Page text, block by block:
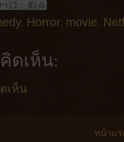
, Horror, movie,
ดเห็น:
เห็น
หน้าแร